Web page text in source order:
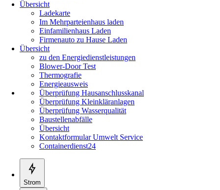
Übersicht
Ladekarte
Im Mehrparteienhaus laden
Einfamilienhaus Laden
Firmenauto zu Hause Laden
Übersicht
zu den Energiedienstleistungen
Blower-Door Test
Thermografie
Energieausweis
Überprüfung Hausanschlusskanal
Überprüfung Kleinkläranlagen
Überprüfung Wasserqualität
Baustellenabfälle
Übersicht
Kontaktformular Umwelt Service
Containerdienst24
Strom